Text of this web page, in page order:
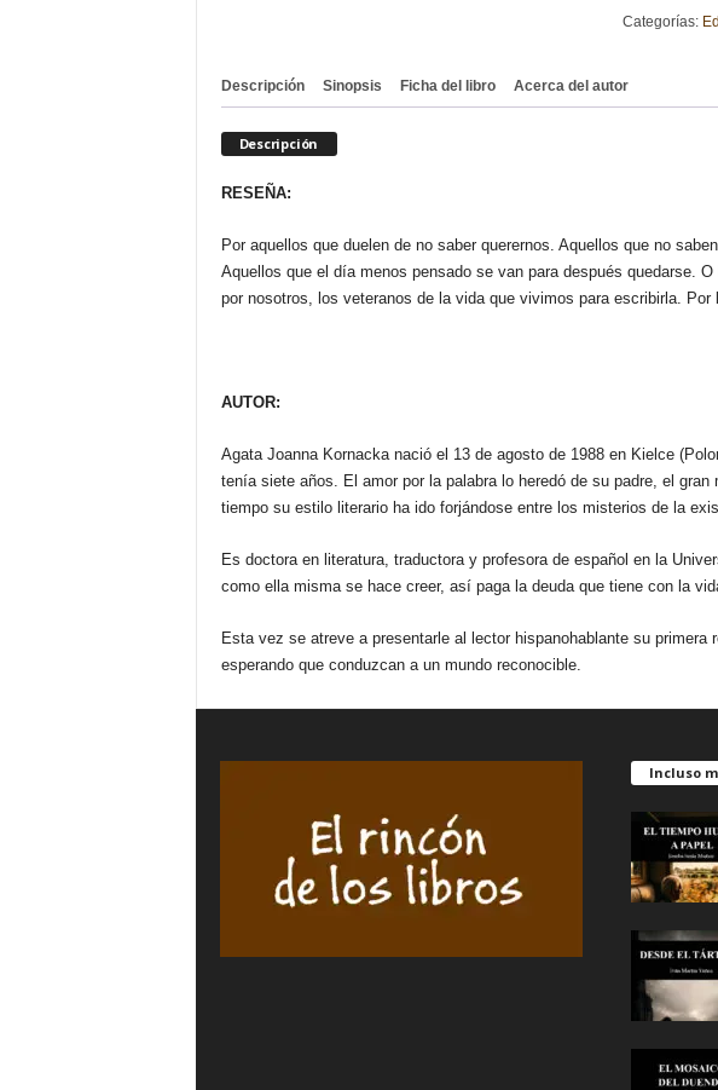
VES.
Categorías:
Descripción Sinopsis Ficha del libro Acerca del autor
Descripción
RESEÑA:
Por aquellos que duelen de no saber querernos. Aquellos que no
Aquellos que el día menos pensado se van para después quedarse.
por nosotros, los veteranos de la vida que vivimos para escribirla. Por
AUTOR:
Agata Joanna Kornacka nació el 13 de agosto de 1988 en Kielce
tenía siete años. El amor por la palabra lo heredó de su padre, el gran
tiempo su estilo literario ha ido forjándose entre los misterios de la
Es doctora en literatura, traductora y profesora de español en la
como ella misma se hace creer, así paga la deuda que tiene con la
Esta vez se atreve a presentarle al lector hispanohablante su primera
esperando que conduzcan a un mundo reconocible.
Incluso